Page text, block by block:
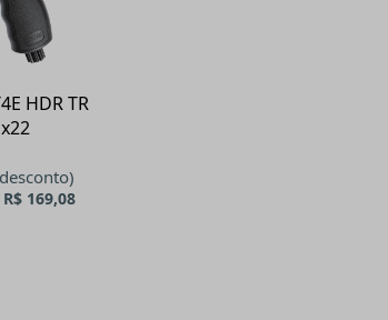
HDR TR
R$ 169,08